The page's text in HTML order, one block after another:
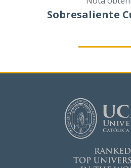
Sobresaliente